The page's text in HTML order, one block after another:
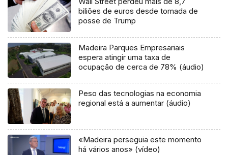
biliões de euros desde tomada de
posse de Trump
Madeira Parques Empresariais
espera atingir uma taxa de
ocupação de cerca de 78% (áudio)
Peso das tecnologias na economia
regional está a aumentar (áudio)
«Madeira perseguia este momento
há vários anos» (vídeo)